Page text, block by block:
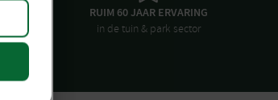
RUIM 60 JAAR ERVARING
in de tuin & park sector